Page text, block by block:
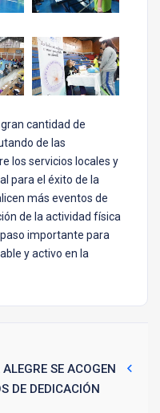
cantidad de
de las
los servicios locales y
para el éxito de la
más eventos de
de la actividad física
importante para
y activo en la
SE ACOGEN
DE DEDICACIÓN